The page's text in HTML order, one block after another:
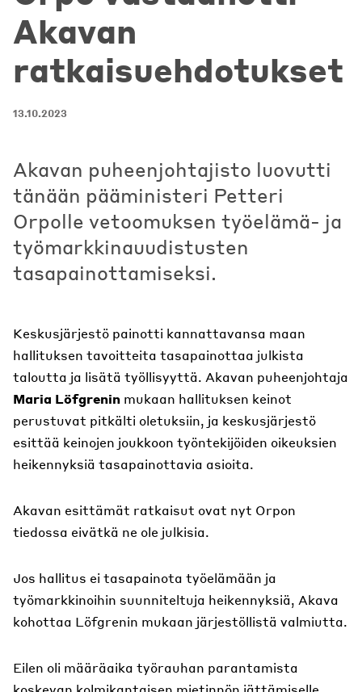
Akavan
ratkaisuehdotukset
13.10.2023
Akavan puheenjohtajisto luovutti
tänään pääministeri Petteri
Orpolle vetoomuksen työelämä- ja
työmarkkinauudistusten
tasapainottamiseksi.
Keskusjärjestö painotti kannattavansa maan
hallituksen tavoitteita tasapainottaa julkista
taloutta ja lisätä työllisyyttä. Akavan puheenjohtaja
Maria Löfgrenin mukaan hallituksen keinot
perustuvat pitkälti oletuksiin, ja keskusjärjestö
esittää keinojen joukkoon työntekijöiden oikeuksien
heikennyksiä tasapainottavia asioita.
Akavan esittämät ratkaisut ovat nyt Orpon
tiedossa eivätkä ne ole julkisia.
Jos hallitus ei tasapainota työelämään ja
työmarkkinoihin suunniteltuja heikennyksiä, Akava
kohottaa Löfgrenin mukaan järjestöllistä valmiutta.
Eilen oli määräaika työrauhan parantamista